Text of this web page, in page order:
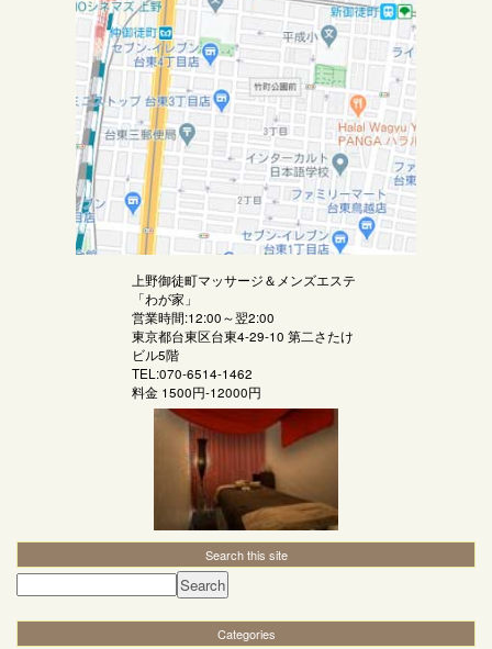
上野御徒町マッサージ＆メンズエステ
「わが家 」
営業時間:12:00～翌2:00
東京都台東区台東4-29-10 第二さたけ
ビル5階
TEL:070-6514-1462
料金 1500円-12000円
Search this site
Categories